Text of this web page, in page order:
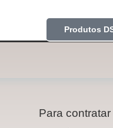
Produtos
Para contratar